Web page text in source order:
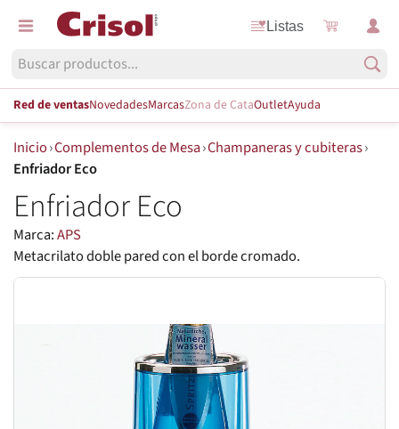
Listas
Red de ventasNovedadesMarcasZona de CataOutletAyuda
Inicio›Complementos de Mesa›Champaneras y cubiteras›
Enfriador Eco
Enfriador Eco
Marca:APS
Metacrilato doble pared con el borde cromado.